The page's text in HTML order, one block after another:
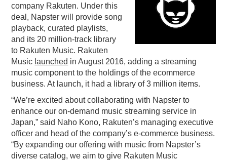
RAIN SUMMITS
PODCASTING
company Rakuten. Under this
deal, Napster will provide song
playback, curated playlists,
and its 20 million-track library
to Rakuten Music. Rakuten
Music launched in August 2016, adding a streaming
music component to the holdings of the ecommerce
business. At launch, it had a library of 3 million items.
“We’re excited about collaborating with Napster to
enhance our on-demand music streaming service in
Japan,” said Naho Kono, Rakuten’s managing executive
officer and head of the company’s e-commerce business.
“By expanding our offering with music from Napster’s
diverse catalog, we aim to give Rakuten Music